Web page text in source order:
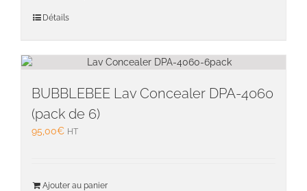
Détails
BUBBLEBEE Lav Concealer DPA-4060
(pack de 6)
95,00€ HT
Ajouter au panier